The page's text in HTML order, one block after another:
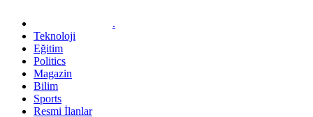
.
Teknoloji
Eğitim
Politics
Magazin
Bilim
Sports
Resmi İlanlar